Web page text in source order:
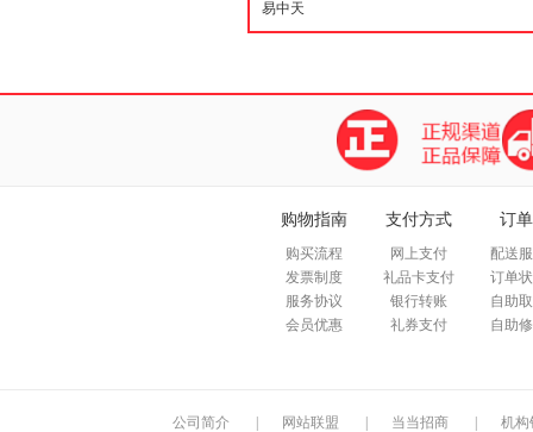
购物指南
购买流程
发票制度
服务协议
会员优惠
支付方式
网上支付
礼品卡支付
银行转账
礼券支付
订
配送
订单
自助
自助
公司简介 网站联盟 当当招商 机构